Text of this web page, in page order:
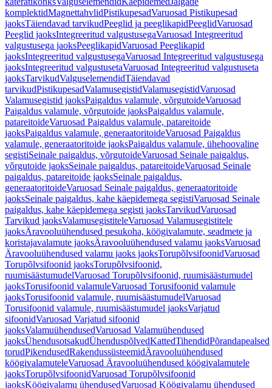
komplektidMagnettahvlidPistikupesadVaruosad Pistikupesad
jaoksTäiendavad tarvikudPeeglid ja peeglikapidPeeglidVaruosad
Peeglid jaoksIntegreeritud valgustusegaVaruosad Integreeritud
valgustusega jaoksPeeglikapidVaruosad Peeglikapid
jaoksIntegreeritud valgustusegaVaruosad Integreeritud valgustusega
jaoksIntegreeritud valgustusetaVaruosad Integreeritud valgustuseta
jaoksTarvikudValguselemendidTäiendavad
tarvikudPistikupesadValamusegistidValamusegistidVaruosad
Valamusegistid jaoksPaigaldus valamule, võrgutoideVaruosad
Paigaldus valamule, võrgutoide jaoksPaigaldus valamule,
patareitoideVaruosad Paigaldus valamule, patareitoide
jaoksPaigaldus valamule, generaatoritoideVaruosad Paigaldus
valamule, generaatoritoide jaoksPaigaldus valamule, ühehoovaline
segistiSeinale paigaldus, võrgutoideVaruosad Seinale paigaldus,
võrgutoide jaoksSeinale paigaldus, patareitoideVaruosad Seinale
paigaldus, patareitoide jaoksSeinale paigaldus,
generaatoritoideVaruosad Seinale paigaldus, generaatoritoide
jaoksSeinale paigaldus, kahe käepidemega segistiVaruosad Seinale
paigaldus, kahe käepidemega segisti jaoksTarvikudVaruosad
Tarvikud jaoksValamusegistiteleVaruosad Valamusegistitele
jaoksÄravooluühendused pesukoha, köögivalamute, seadmete ja
koristajavalamute jaoksÄravooluühendused valamu jaoksVaruosad
Äravooluühendused valamu jaoks jaoksTorupõlvsifoonidVaruosad
Torupõlvsifoonid jaoksTorupõlvsifoonid,
ruumisäästumudelVaruosad Torupõlvsifoonid, ruumisäästumudel
jaoksTorusifoonid valamuleVaruosad Torusifoonid valamule
jaoksTorusifoonid valamule, ruumisäästumudelVaruosad
Torusifoonid valamule, ruumisäästumudel jaoksVarjatud
sifoonidVaruosad Varjatud sifoonid
jaoksValamuühendusedVaruosad Valamuühendused
jaoksÜhendusotsakudÜhenduspõlvedKattedTihendidPõrandapealsed
torudPikendusedRakendussüsteemidÄravooluühendused
köögivalamuteleVaruosad Äravooluühendused köögivalamutele
jaoksTorupõlvsifoonidVaruosad Torupõlvsifoonid
jaoksKöögivalamu ühendusedVaruosad Köögivalamu ühendused